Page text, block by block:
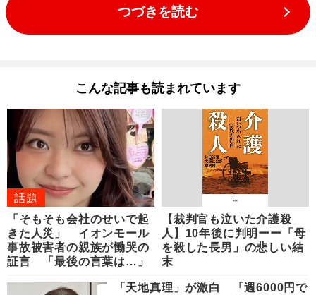
つづきを読む
こんな記事も読まれています
話題
「そもそも会社のせいで起
きた人災」 イオンモール
事故被害者の親族が慟哭の
証言 「最後の言葉は…」
【裁判官も泣いた介護殺
人】10年後に判明ーー「母
を殺した長男」の悲しい結
末
「天地真理」が激白 「週6000円で